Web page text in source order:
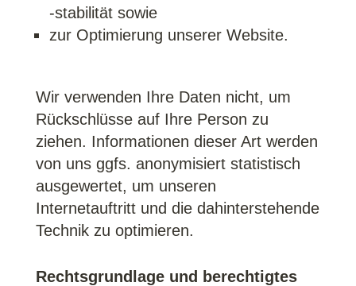
-stabilität sowie
zur Optimierung unserer Website.
Wir verwenden Ihre Daten nicht, um
Rückschlüsse auf Ihre Person zu
ziehen. Informationen dieser Art werden
von uns ggfs. anonymisiert statistisch
ausgewertet, um unseren
Internetauftritt und die dahinterstehende
Technik zu optimieren.
Rechtsgrundlage und berechtigtes